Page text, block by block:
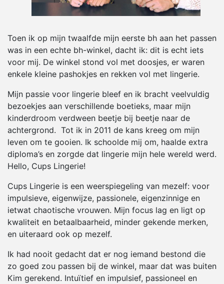
Toen ik op mijn twaalfde mijn eerste bh aan het passen
was in een echte bh-winkel, dacht ik: dit is echt iets
voor mij. De winkel stond vol met doosjes, er waren
enkele kleine pashokjes en rekken vol met lingerie.
Mijn passie voor lingerie bleef en ik bracht veelvuldig
bezoekjes aan verschillende boetieks, maar mijn
kinderdroom verdween beetje bij beetje naar de
achtergrond. Tot ik in 2011 de kans kreeg om mijn
leven om te gooien. Ik schoolde mij om, haalde extra
diploma’s en zorgde dat lingerie mijn hele wereld werd.
Hello, Cups Lingerie!
Cups Lingerie is een weerspiegeling van mezelf: voor
impulsieve, eigenwijze, passionele, eigenzinnige en
ietwat chaotische vrouwen. Mijn focus lag en ligt op
kwaliteit en betaalbaarheid, minder gekende merken,
en uiteraard ook op mezelf.
Ik had nooit gedacht dat er nog iemand bestond die
zo goed zou passen bij de winkel, maar dat was buiten
Kim gerekend. Intuïtief en impulsief, passioneel en